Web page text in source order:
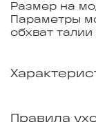
Размер на
Параметры
обхват талии
Правила